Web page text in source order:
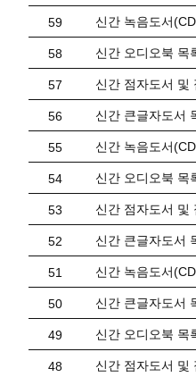
59 신간 녹음도서
58 신간 오디오북 목
57 신간 점자도서 및
56 신간 큰글자도서
55 신간 녹음도서
54 신간 오디오북 목
53 신간 점자도서 및
52 신간 큰글자도서
51 신간 녹음도서
50 신간 큰글자도서
49 신간 오디오북 목
48 신간 점자도서 및